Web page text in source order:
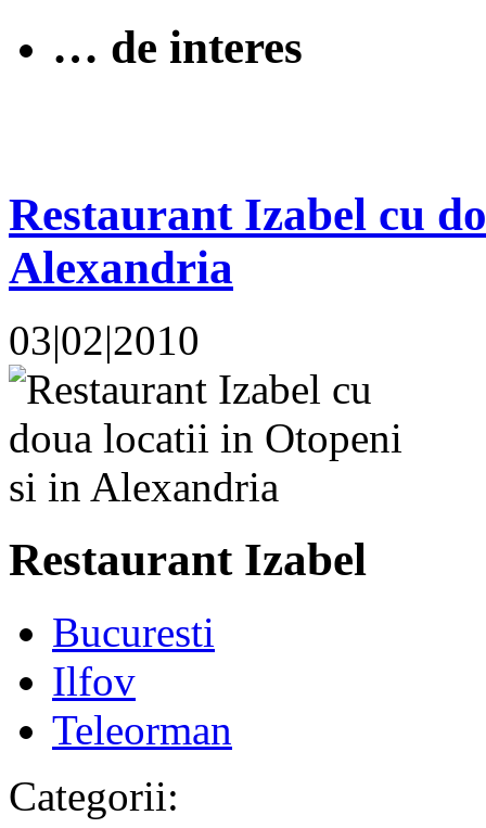
… de interes
Restaurant Izabel cu
Alexandria
03|02|2010
Restaurant Izabel
Bucuresti
Ilfov
Teleorman
Categorii: